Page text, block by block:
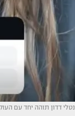
נטלי דדון תוהה יחד עם